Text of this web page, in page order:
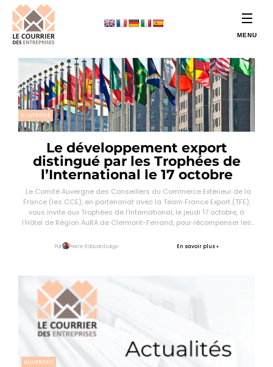
AUVERGNE
Le développement export
distingué par les Trophées de
l’International le 17 octobre
Le Comité Auvergne des Conseillers du Commerce Extérieur de la
France (les CCE), en partenariat avec la Team France Export (TFE),
vous invite aux Trophées de l’International, le jeudi 17 octobre, à
l’Hôtel de Région AuRA de Clermont-Ferrand, pour récompenser les
« Mentorat » et/ou […]
Par Pierre-Edouard Laigo En savoir plus »
AUVERGNE